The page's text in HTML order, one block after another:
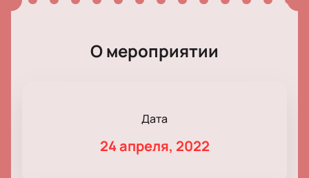
О мероприятии
Дата
24 апреля, 2022